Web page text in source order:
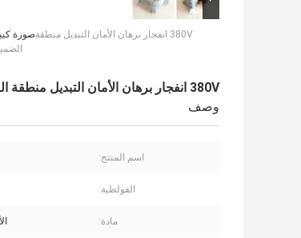
صورة380V انفجار برهان الأمان التبديل منطقة
380V انفجار برهان الأمان التبديل منطقة الضميمة 1
وصف
اسم المنتج:
الفولطية:
مادة: